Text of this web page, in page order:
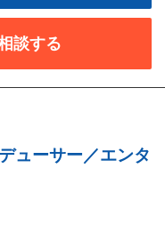
談する
ューサー／エンタ